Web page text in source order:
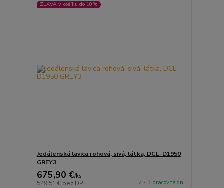
ZĽAVA v košíku do 10%
Jedálenská lavica rohová, sivá, látka, DCL-D1950
GREY3
675,90 €/ks
549,51 € bez DPH 2 - 3 pracovné dni